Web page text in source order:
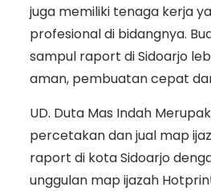
juga memiliki tenaga kerja
profesional di bidangnya.
sampul raport di Sidoarjo
aman, pembuatan cepat
UD. Duta Mas Indah
percetakan dan jual map
raport di kota Sidoarjo
unggulan map ijazah